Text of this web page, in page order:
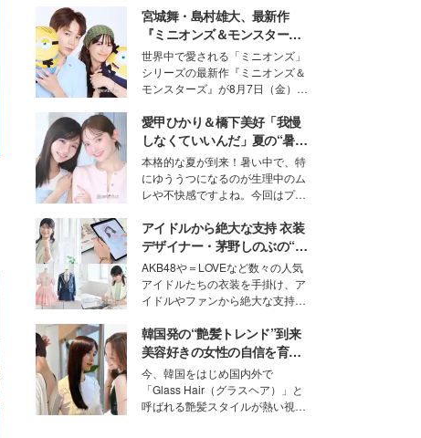
な美容の常識を大きく変える可能
性を秘めた、革新的な「Water
Capturing Skin（ウォーターキャ
プチャリングスキン：捕水肌）」
技術を、花王が構築した。
宮城舞・島村雄大、最新作
『ミニオンズ＆モンスター
ズ』の魅力熱弁 ハチャメチャ
だけじゃない“友情と絆”に感
動
世界中で愛される「ミニオンズ」
シリーズの最新作『ミニオンズ＆
モンスターズ』が8月7日（金）に
ニオン好き”という共通点を持つモ
デルの宮城舞と島村雄大の特別対
談をお届け！それぞれの視点か
ら、今作ならではの魅力や予想外
の感動をもたらす奥深いストーリ
ーについて熱く語り合ってもらっ
た。
愛甲ひかり＆橋下美好「我慢
しなくていいんだ」夏の“暑さ
対策”の新しい選択肢とは？
本格的な夏が到来！暑い中で、特
にゆううつになるのが生理中のム
レや不快感ですよね。今回はプラ
モデル・愛甲ひかりさんと橋下美
好さんを迎えて本音で女子会トー
ク。猛暑のお出かけを快適に過ご
すヒントや、2人が感動した夏の
生理の新常識にも迫りました。
アイドルから絶大な支持 衣装
デザイナー・茅野しのぶの“可
愛い”を作る美学＜「シチズン
クロスシー」インタビュー＞
AKB48や＝LOVEなど数々の人気
アイドルたちの衣装を手掛け、ア
イドルやファンから絶大な支持を
取締役兼クリエイティブディレク
ター・茅野しのぶ。一人ひとりの
個性に寄り添い、魅力を引き出す
衣装作りは、多くの女性たちに勇
気と自信を与え続けている。
韓国発の“艶髪トレンド”到来
美容好きの女性の自信を育む
「ヘアケア事情」って？
今、韓国をはじめ国内外で
「Glass Hair（グラスヘア）」と
呼ばれる艶髪スタイルが熱い視線